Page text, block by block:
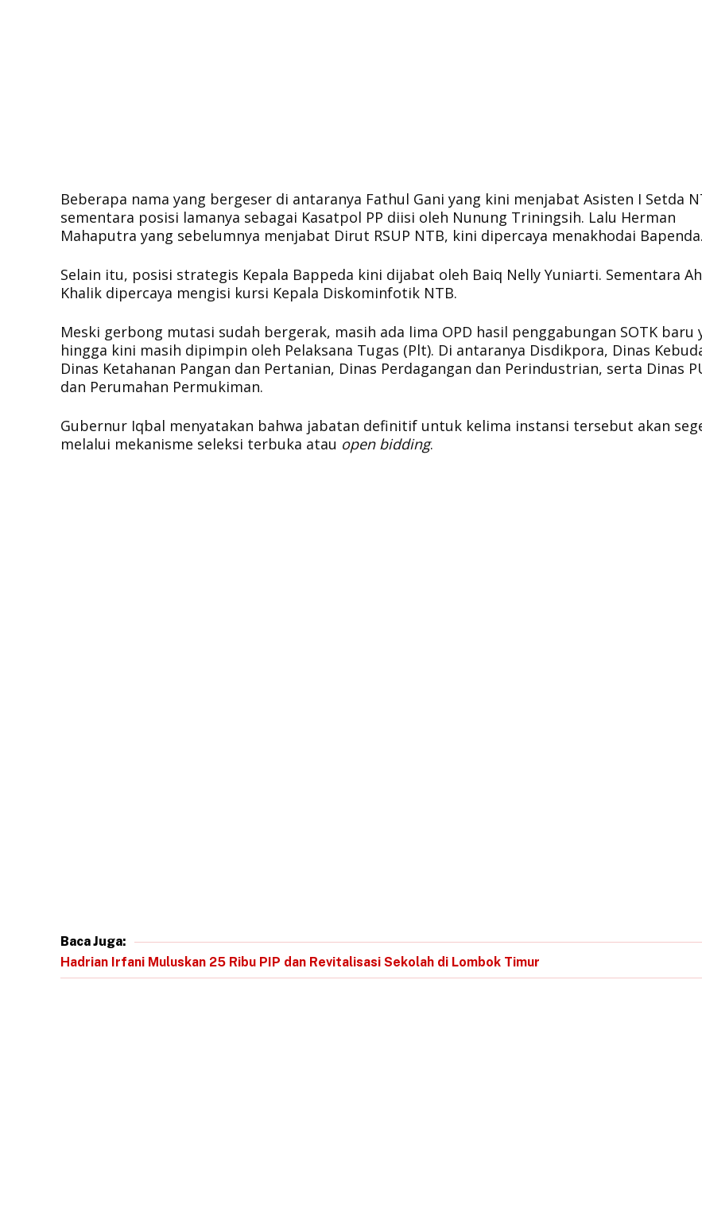
​Beberapa nama yang bergeser di antaranya Fathul Gani yang kini menjabat Asisten I Setda
sementara posisi lamanya sebagai Kasatpol PP diisi oleh Nunung Triningsih. Lalu Herman
Mahaputra yang sebelumnya menjabat Dirut RSUP NTB, kini dipercaya menakhodai Bapenda.
​Selain itu, posisi strategis Kepala Bappeda kini dijabat oleh Baiq Nelly Yuniarti. Sementara
Khalik dipercaya mengisi kursi Kepala Diskominfotik NTB.
​Meski gerbong mutasi sudah bergerak, masih ada lima OPD hasil penggabungan SOTK baru
hingga kini masih dipimpin oleh Pelaksana Tugas (Plt). Di antaranya Disdikpora, Dinas
Dinas Ketahanan Pangan dan Pertanian, Dinas Perdagangan dan Perindustrian, serta Dinas
dan Perumahan Permukiman.
​Gubernur Iqbal menyatakan bahwa jabatan definitif untuk kelima instansi tersebut akan
melalui mekanisme seleksi terbuka atau open bidding.
Baca Juga:
Hadrian Irfani Muluskan 25 Ribu PIP dan Revitalisasi Sekolah di Lombok Timur